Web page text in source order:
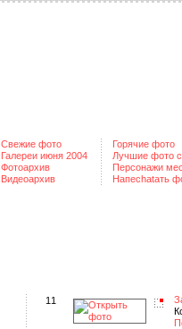
Свежие фото
Галереи июня 2004
Фотоархив
Видеоархив
Горячие фото
Лучшие фото
Персонажи
Напеchatать
11